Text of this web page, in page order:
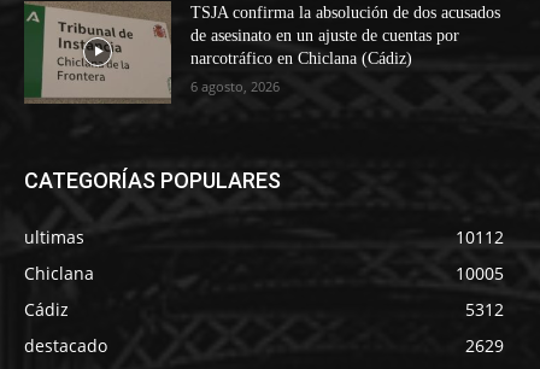
TSJA confirma la absolución de dos acusados
de asesinato en un ajuste de cuentas por
narcotráfico en Chiclana (Cádiz)
6 agosto, 2026
CATEGORÍAS POPULARES
ultimas
10112
Chiclana
10005
Cádiz
5312
destacado
2629